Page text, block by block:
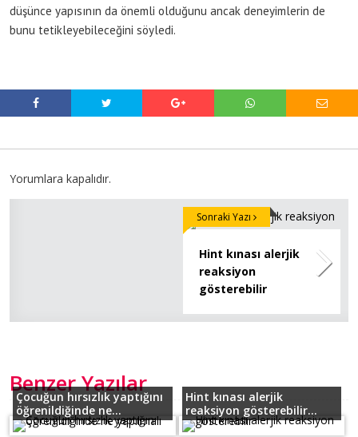
düşünce yapısının da önemli olduğunu ancak deneyimlerin de
bunu tetikleyebileceğini söyledi.
Yorumlara kapalıdır.
Hint kınası alerjik
reaksiyon
gösterebilir
Sonraki Yazı
Benzer Yazılar
Çocuğun hırsızlık yaptığını
öğrenildiğinde ne...
Hint kınası alerjik
reaksiyon gösterebilir...